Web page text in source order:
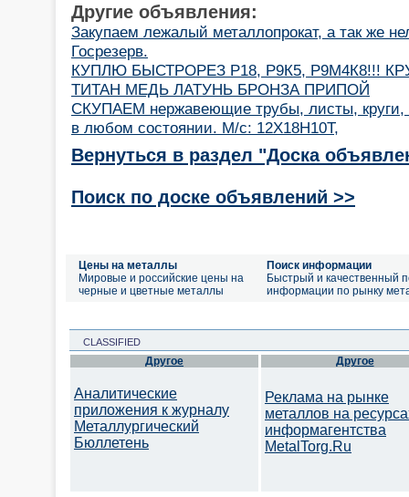
Другие объявления:
Закупаем лежалый металлопрокат, а так же
Госрезерв.
КУПЛЮ БЫСТРОРЕЗ Р18, Р9К5, Р9М4К8!!!
ТИТАН МЕДЬ ЛАТУНЬ БРОНЗА ПРИПОЙ
СКУПАЕМ нержавеющие трубы, листы, круги,
в любом состоянии. М/с: 12Х18Н10Т,
Вернуться в раздел "Доска
Поиск по доске объявлений >>
Цены на металлы
Мировые и российские цены на
черные и цветные металлы
Поиск информации
Быстрый и качественный
информации по рынку
CLASSIFIED
Другое
Аналитические
приложения к журналу
Металлургический
Бюллетень
Другое
Реклама на рынке
металлов на
информагентства
MetalTorg.Ru